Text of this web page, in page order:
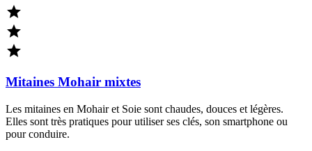



Mitaines Mohair mixtes
Les mitaines en Mohair et Soie sont chaudes, douces et légères.
Elles sont très pratiques pour utiliser ses clés, son smartphone ou
pour conduire.